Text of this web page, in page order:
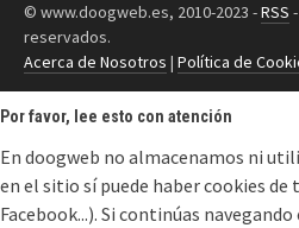
© www.doogweb.es, 2010-2023 -RSS
reservados.
Acerca de Nosotros | Política de
Por favor, lee esto con atención
En doogweb no almacenamos ni
en el sitio sí puede haber cookies de
Facebook...). Si continúas